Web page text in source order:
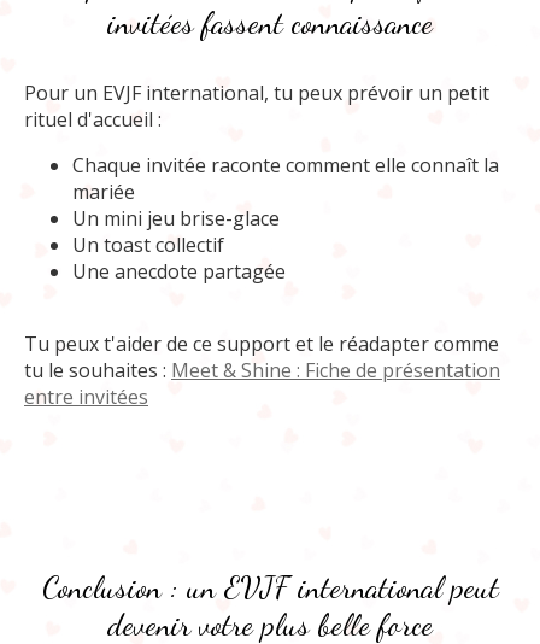
invitées fassent connaissance
Pour un EVJF international, tu peux prévoir un petit
rituel d'accueil :
Chaque invitée raconte comment elle connaît la
mariée
Un mini jeu brise-glace
Un toast collectif
Une anecdote partagée
Tu peux t'aider de ce support et le réadapter comme
tu le souhaites : Meet & Shine : Fiche de présentation
entre invitées
Conclusion : un EVJF international peut
devenir votre plus belle force